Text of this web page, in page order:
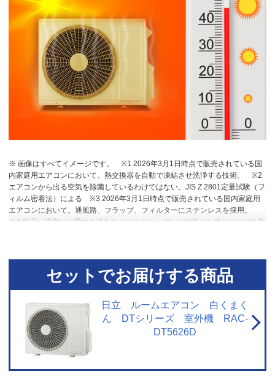
※ 画像はすべてイメージです。
※1 2026年3月1日時点で販売されている国
内家庭用エアコンにおいて。熱交換器を自動で凍結させ洗浄する技術。
※2
エアコンから出る空気を除菌しているわけではない。JIS Z 2801定量試験（フ
ィルム密着法）による
※3 2026年3月1日時点で販売されている国内家庭用
エアコンにおいて。通風路、フラップ、フィルターにステンレスを採用。
※4 室温・湿度が上昇する場合あり。オフシーズンに付着した汚れやカビを取
テンを閉め切った日射量の少ない日中を想定。
※6 運転中の室外機の吸い込
み空気温度。ベランダなど狭小スペースに設置した場合、室外機周辺が高温
になることがあります。所定の設置スペースを確保してください。また、高
温の場合、製品保護のため運転しないことがあります。使用環境により能力
が低下する場合があります。
セットでお届けする商品
日立 ルームエアコン 白くまく
ん DTシリーズ 室外機 RAC-
DT5626D